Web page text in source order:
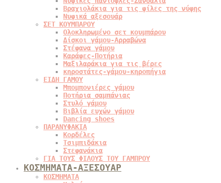
Βραχιολάκια για τις φίλες της νύφης
Νυφικά αξεσουάρ
ΣΕΤ ΚΟΥΜΠΑΡΟΥ
Ολοκληρωμένο σετ κουμπάρου
Δίσκοι γάμου-Αρραβώνα
Στέφανα γάμου
Καράφες-Ποτήρια
Μαξιλαράκια για τις βέρες
κηροστάτες-γάμου-κηροπήγια
ΕΙΔΗ ΓΑΜΟΥ
Μπομπονιέρες γάμου
Ποτήρια σαμπάνιας
Στυλό γάμου
Βιβλία ευχών γάμου
Dancing shoes
ΠΑΡΑΝΥΦΑΚΙΑ
Κορδέλες
Τσιμπιδάκια
Στεφανάκια
ΓΙΑ ΤΟΥΣ ΦΙΛΟΥΣ ΤΟΥ ΓΑΜΠΡΟΥ
ΚΟΣΜΗΜΑΤΑ-ΑΞΕΣΟΥΑΡ
ΚΟΣΜΗΜΑΤΑ